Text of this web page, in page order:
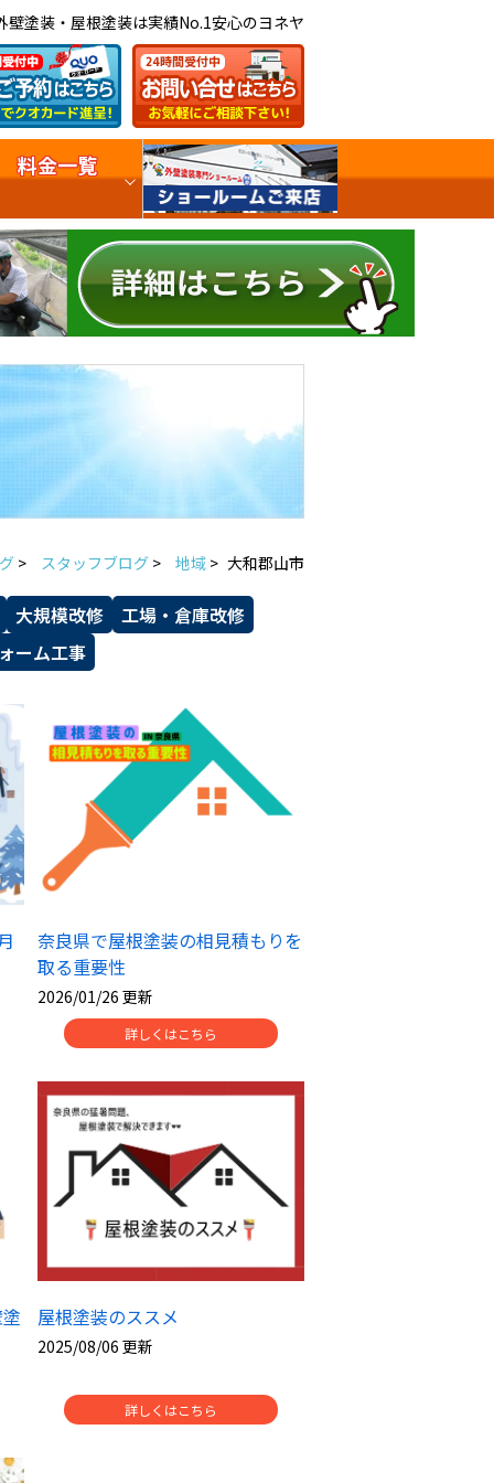
壁塗装・屋根塗装は実績No.1安心のヨネヤ
料金一覧
> スタッフブログ > 地域 > 大和郡山市
大規模改修
工場・倉庫改修
ーム工事
奈良県で屋根塗装の相見積もりを
取る重要性
2026/01/26 更新
詳しくはこちら
屋根塗装のススメ
2025/08/06 更新
詳しくはこちら